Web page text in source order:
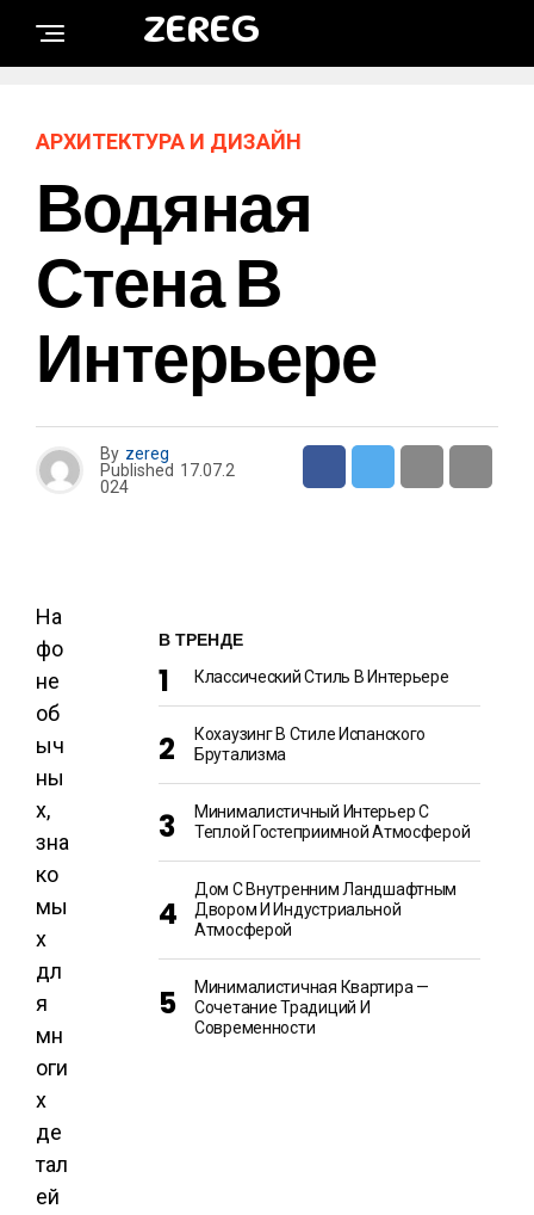
ZEREG
АРХИТЕКТУРА И ДИЗАЙН
Водяная
Стена В
Интерьере
By zereg
Published 17.07.2
024
На
фо
не
об
ыч
ны
х,
зна
ко
мы
х
дл
я
мн
оги
х
де
тал
ей
В ТРЕНДЕ
Классический Стиль В Интерьере
Кохаузинг В Стиле Испанского
Брутализма
Минималистичный Интерьер С
Теплой Гостеприимной Атмосферой
Дом С Внутренним Ландшафтным
Двором И Индустриальной
Атмосферой
Минималистичная Квартира —
Сочетание Традиций И
Современности